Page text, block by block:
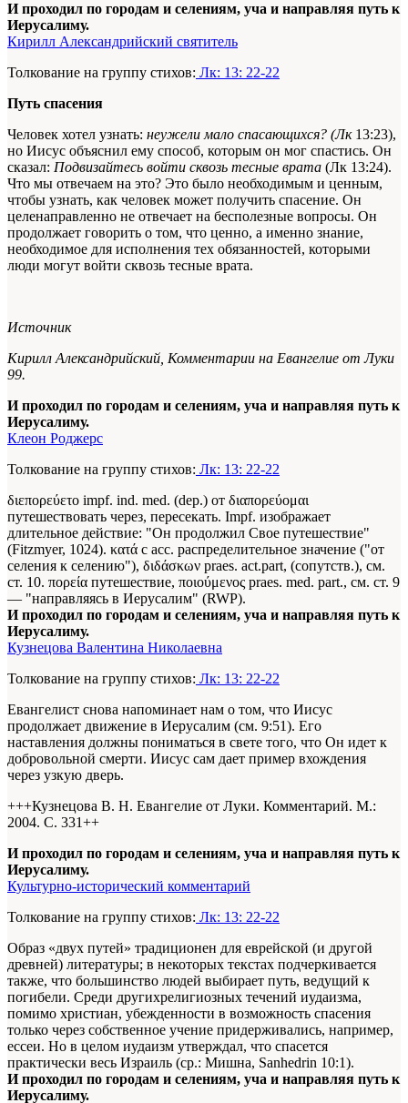
И проходил по городам и селениям, уча и направляя путь к
Иерусалиму.
Кирилл Александрийский святитель
Толкование на группу стихов: Лк: 13: 22-22
Путь спасения
Человек хотел узнать: неужели мало спасающихся? (Лк13:23),
но Иисус объяснил ему способ, которым он мог спастись. Он
сказал: Подвизайтесь войти сквозь тесные врата (Лк 13:24).
Что мы отвечаем на это? Это было необходимым и ценным,
чтобы узнать, как человек может получить спасение. Он
целенаправленно не отвечает на бесполезные вопросы. Он
продолжает говорить о том, что ценно, а именно знание,
необходимое для исполнения тех обязанностей, которыми
люди могут войти сквозь тесные врата.
Источник
Кирилл Александрийский, Комментарии на Евангелие от Луки
99.
И проходил по городам и селениям, уча и направляя путь к
Иерусалиму.
Клеон Роджерс
Толкование на группу стихов: Лк: 13: 22-22
διεπορεύετο impf. ind. med. (dep.) от διαπορεύομαι
путешествовать через, пересекать. Impf. изображает
длительное действие: "Он продолжил Свое путешествие"
(Fitzmyer, 1024). κατά с асс. распределительное значение ("от
селения к селению"), διδάσκων praes. act.part, (сопутств.), см.
ст. 10. πορεία путешествие, ποιούμενος praes. med. part., см. ст. 9
— "направляясь в Иерусалим" (RWP).
И проходил по городам и селениям, уча и направляя путь к
Иерусалиму.
Кузнецова Валентина Николаевна
Толкование на группу стихов: Лк: 13: 22-22
Евангелист снова напоминает нам о том, что Иисус
продолжает движение в Иерусалим (см. 9:51). Его
наставления должны пониматься в свете того, что Он идет к
добровольной смерти. Иисус сам дает пример вхождения
через узкую дверь.
+++Кузнецова В. Н. Евангелие от Луки. Комментарий. М.:
2004. С. 331++
И проходил по городам и селениям, уча и направляя путь к
Иерусалиму.
Культурно-исторический комментарий
Толкование на группу стихов: Лк: 13: 22-22
Образ «двух путей» традиционен для еврейской (и другой
древней) литературы; в некоторых текстах подчеркивается
также, что большинство людей выбирает путь, ведущий к
погибели. Среди другихрелигиозных течений иудаизма,
помимо христиан, убежденности в возможность спасения
только через собственное учение придерживались, например,
ессеи. Но в целом иудаизм утверждал, что спасется
практически весь Израиль (ср.: Мишна, Sanhedrin 10:1).
И проходил по городам и селениям, уча и направляя путь к
Иерусалиму.